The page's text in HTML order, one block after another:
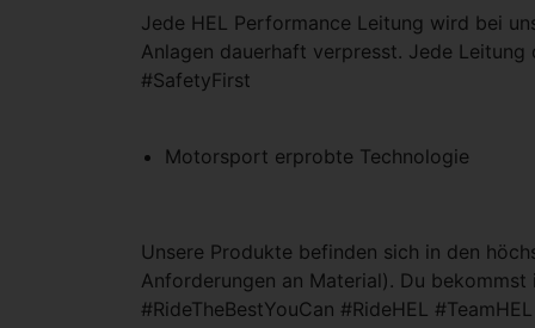
Jede HEL Performance Leitung wird bei
Anlagen dauerhaft verpresst. Jede
#SafetyFirst
Motorsport erprobte Technologie
Unsere Produkte befinden sich in den
Anforderungen an Material). Du
#RideTheBestYouCan #RideHEL #TeamHEL